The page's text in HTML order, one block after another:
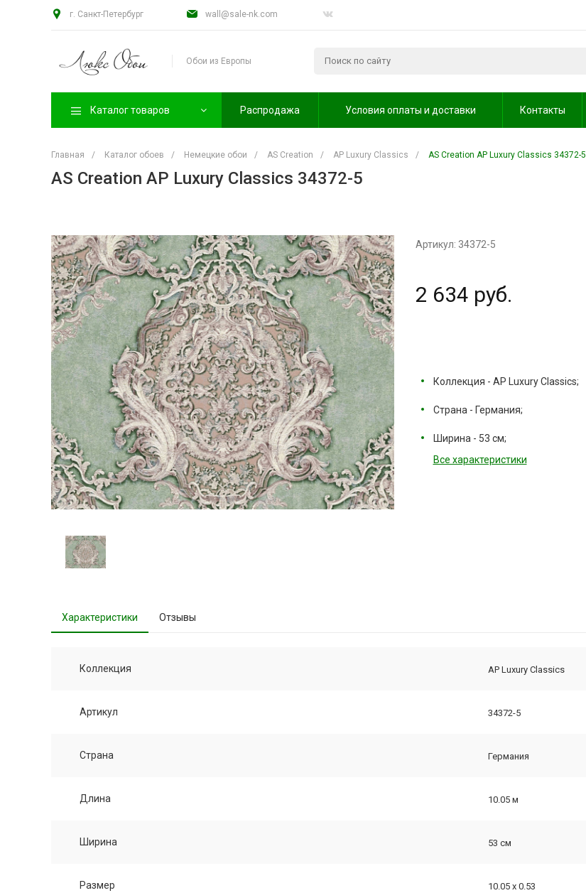
г. Санкт-Петербург wall@sale-nk.com
Обои из Европы
Каталог товаров Распродажа Условия оплаты и доставки Контакты
Главная / Каталог обоев / Немецкие обои / AS Creation / AP Luxury Classics / AS Creation AP Luxury Classics 34372-5
AS Creation AP Luxury Classics 34372-5
Артикул: 34372-5
2 634 руб.
Коллекция - AP Luxury Classics;
Страна - Германия;
Ширина - 53 см;
Все характеристики
Характеристики Отзывы
Коллекция AP Luxury Classics
Артикул 34372-5
Страна Германия
Длина 10.05 м
Ширина 53 см
Размер 10.05 х 0.53